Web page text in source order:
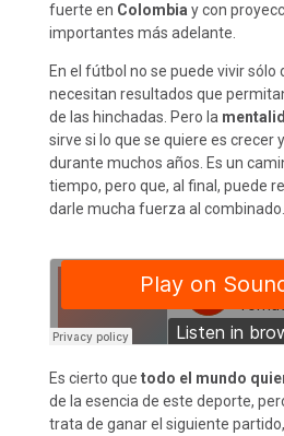
fuerte en Colombia y con
importantes más adelante.
En el fútbol no se puede vivir sólo
necesitan resultados que
de las hinchadas. Pero la
sirve si lo que se quiere es crecer
durante muchos años. Es un
tiempo, pero que, al final, puede
darle mucha fuerza al combinado.
Es cierto que todo el mundo
de la esencia de este deporte,
trata de ganar el siguiente